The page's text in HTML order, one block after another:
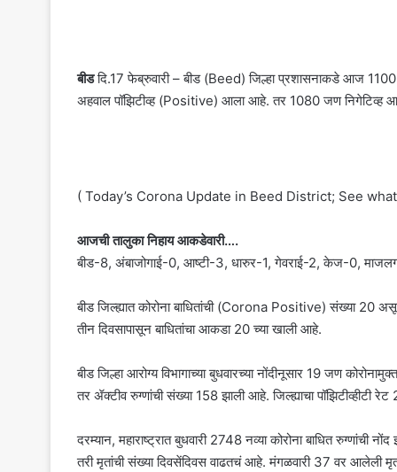
बीडदि.17 फेब्रुवारी – बीड (Beed) जिल्हा प्रशासनाकडे आज
अहवाल पॉझिटीव्ह (Positive) आला आहे. तर 1080 जण निगेटिव्ह
( Today’s Corona Update in Beed District; See
आजची तालुका निहाय आकडेवारी….
बीड-8, अंबाजोगाई-0, आष्टी-3, धारुर-1, गेवराई-2, केज-0,
बीड जिल्ह्यात कोरोना बाधितांची (Corona Positive) संख्या
तीन दिवसापासून बाधितांचा आकडा 20 च्या खाली आहे.
बीड जिल्हा आरोग्य विभागाच्या बुधवारच्या नोंदीनूसार 19 जण
तर ॲक्टीव रुग्णांची संख्या 158 झाली आहे. जिल्ह्याचा
दरम्यान, महाराष्ट्रात बुधवारी 2748 नव्या कोरोना बाधित रुग्णांची
तरी मृतांची संख्या दिवसेंदिवस वाढतचं आहे. मंगळवारी 37 वर आलेली